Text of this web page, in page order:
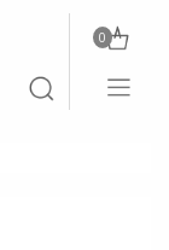
Toggle
search
0
Toggle